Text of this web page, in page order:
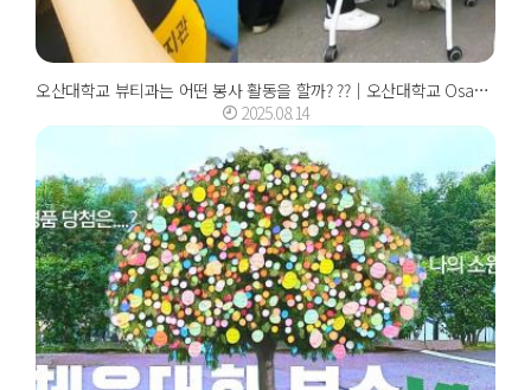
오산대학교 뷰티과는 어떤 봉사 활동을 할까? ??｜오산대학교 Osan University
2025.08.14